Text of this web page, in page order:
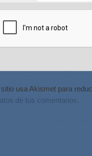
usa Akismet para
de tus comentarios.